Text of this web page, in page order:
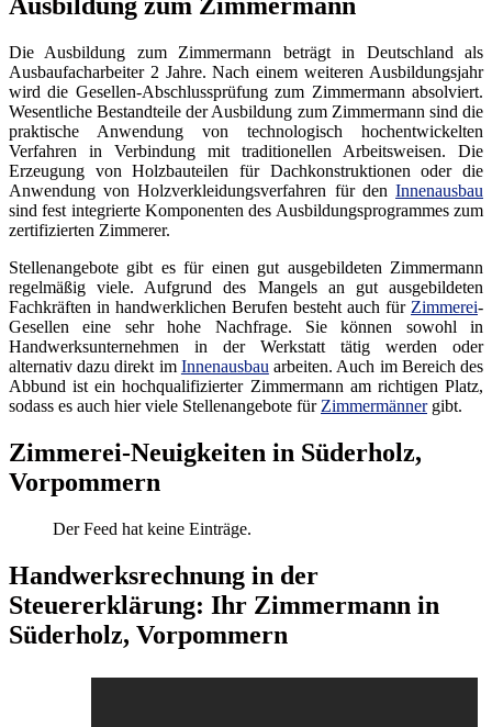
Die Ausbildung zum Zimmermann beträgt in Deutschland als
Ausbaufacharbeiter 2 Jahre. Nach einem weiteren Ausbildungsjahr
wird die Gesellen-Abschlussprüfung zum Zimmermann absolviert.
Wesentliche Bestandteile der Ausbildung zum Zimmermann sind die
praktische Anwendung von technologisch hochentwickelten
Verfahren in Verbindung mit traditionellen Arbeitsweisen. Die
Erzeugung von Holzbauteilen für Dachkonstruktionen oder die
Anwendung von Holzverkleidungsverfahren für den Innenausbau
sind fest integrierte Komponenten des Ausbildungsprogrammes zum
zertifizierten Zimmerer.
Stellenangebote gibt es für einen gut ausgebildeten Zimmermann
regelmäßig viele. Aufgrund des Mangels an gut ausgebildeten
Fachkräften in handwerklichen Berufen besteht auch für Zimmerei-
Gesellen eine sehr hohe Nachfrage. Sie können sowohl in
Handwerksunternehmen in der Werkstatt tätig werden oder
alternativ dazu direkt im Innenausbau arbeiten. Auch im Bereich des
Abbund ist ein hochqualifizierter Zimmermann am richtigen Platz,
sodass es auch hier viele Stellenangebote für Zimmermännergibt.
Zimmerei-Neuigkeiten in Süderholz,
Vorpommern
Der Feed hat keine Einträge.
Handwerksrechnung in der
Steuererklärung: Ihr Zimmermann in
Süderholz, Vorpommern